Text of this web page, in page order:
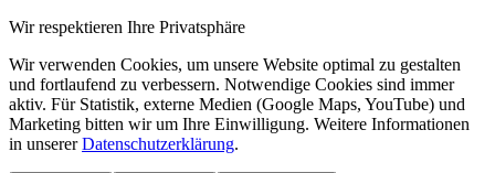
Wir respektieren Ihre Privatsphäre
Wir verwenden Cookies, um unsere Website optimal zu gestalten
und fortlaufend zu verbessern. Notwendige Cookies sind immer
aktiv. Für Statistik, externe Medien (Google Maps, YouTube) und
Marketing bitten wir um Ihre Einwilligung. Weitere Informationen
in unsererDatenschutzerklärung.